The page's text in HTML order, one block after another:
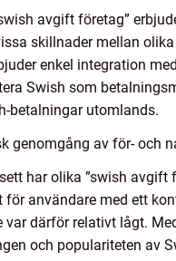
avgift företag”
skillnader mellan
enkel integration
Swish som
betalningar utomlands.
genomgång av för- och
har olika ”swish avgift
användare med ett
var därför relativt lågt.
och populariteten av